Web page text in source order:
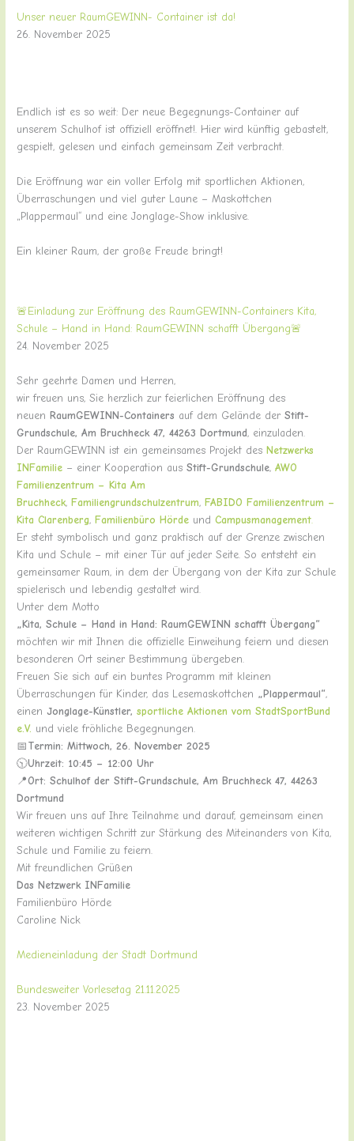
Unser neuer RaumGEWINN- Container ist da!
26. November 2025
Endlich ist es so weit: Der neue Begegnungs-Container auf
unserem Schulhof ist offiziell eröffnet!. Hier wird künftig gebastelt,
gespielt, gelesen und einfach gemeinsam Zeit verbracht.
Die Eröffnung war ein voller Erfolg mit sportlichen Aktionen,
Überraschungen und viel guter Laune – Maskottchen
„Plappermaul“ und eine Jonglage-Show inklusive.
Ein kleiner Raum, der große Freude bringt!
🚨Einladung zur Eröffnung des RaumGEWINN-Containers Kita,
Schule – Hand in Hand: RaumGEWINN schafft Übergang🚨
24. November 2025
Sehr geehrte Damen und Herren,
wir freuen uns, Sie herzlich zur feierlichen Eröffnung des
neuen RaumGEWINN-Containers auf dem Gelände derStift-
Grundschule, Am Bruchheck 47, 44263 Dortmund, einzuladen.
Der RaumGEWINN ist ein gemeinsames Projekt des Netzwerks
INFamilie – einer Kooperation ausStift-Grundschule,AWO
Familienzentrum – Kita Am
Bruchheck, Familiengrundschulzentrum, FABIDO Familienzentrum –
Kita Clarenberg, Familienbüro Hörde undCampusmanagement.
Er steht symbolisch und ganz praktisch auf der Grenze zwischen
Kita und Schule – mit einer Tür auf jeder Seite. So entsteht ein
gemeinsamer Raum, in dem der Übergang von der Kita zur Schule
spielerisch und lebendig gestaltet wird.
Unter dem Motto
„Kita, Schule – Hand in Hand: RaumGEWINN schafft Übergang“
möchten wir mit Ihnen die offizielle Einweihung feiern und diesen
besonderen Ort seiner Bestimmung übergeben.
Freuen Sie sich auf ein buntes Programm mit kleinen
Überraschungen für Kinder, das Lesemaskottchen „Plappermaul“,
einenJonglage-Künstler,sportliche Aktionen vom StadtSportBund
e.V. und viele fröhliche Begegnungen.
📅 Termin: Mittwoch, 26. November 2025
🕥Uhrzeit: 10:45 – 12:00 Uhr
📍Ort: Schulhof der Stift-Grundschule, Am Bruchheck 47, 44263
Dortmund
Wir freuen uns auf Ihre Teilnahme und darauf, gemeinsam einen
weiteren wichtigen Schritt zur Stärkung des Miteinanders von Kita,
Schule und Familie zu feiern.
Mit freundlichen Grüßen
Das Netzwerk INFamilie
Familienbüro Hörde
Caroline Nick
Medieneinladung der Stadt Dortmund
Bundesweiter Vorlesetag 21.11.2025
23. November 2025